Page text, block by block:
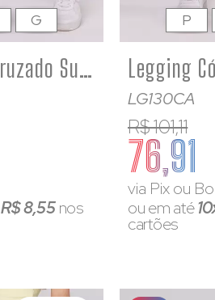
Legging Cós Cruzado Suplex Poliamida Academia Feminina Azul bebê
R$ 8,55nos
G
LG130CA
R$ 101,11
76,91
via Pix ou
ou em até
cartões
P